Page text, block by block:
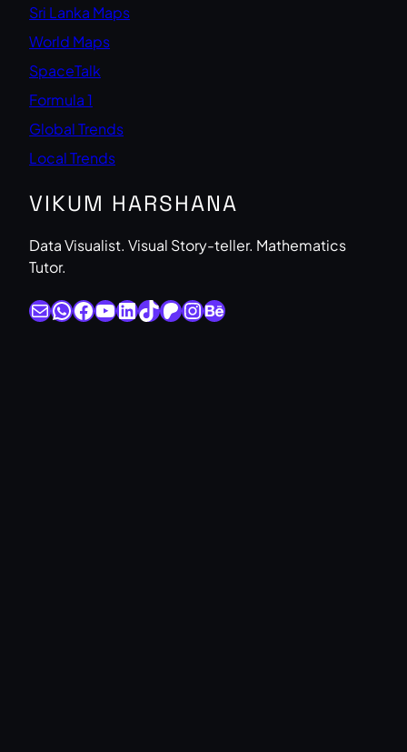
Sri Lanka Maps
World Maps
SpaceTalk
Formula 1
Global Trends
Local Trends
VIKUM HARSHANA
Data Visualist. Visual Story-teller. Mathematics
Tutor.
Mail WhatsApp Facebook YouTube LinkedIn TikTok Patreon InstagramBehance